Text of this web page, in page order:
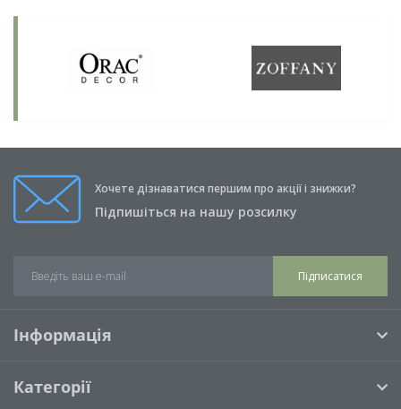
Хочете дізнаватися першим про акції і знижки?
Підпишіться на нашу розсилку
Підписатися
Інформація
Категорії